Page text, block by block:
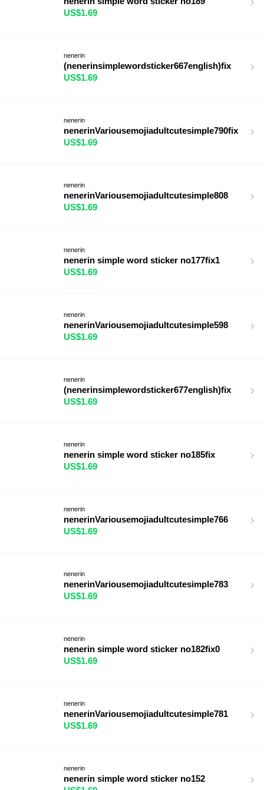
US$1.69
nenerin
(nenerinsimplewordsticker667english)fix
US$1.69
nenerin
nenerinVariousemojiadultcutesimple790fix
US$1.69
nenerin
nenerinVariousemojiadultcutesimple808
US$1.69
nenerin
nenerin simple word sticker no177fix1
US$1.69
nenerin
nenerinVariousemojiadultcutesimple598
US$1.69
nenerin
(nenerinsimplewordsticker677english)fix
US$1.69
nenerin
nenerin simple word sticker no185fix
US$1.69
nenerin
nenerinVariousemojiadultcutesimple766
US$1.69
nenerin
nenerinVariousemojiadultcutesimple783
US$1.69
nenerin
nenerin simple word sticker no182fix0
US$1.69
nenerin
nenerinVariousemojiadultcutesimple781
US$1.69
nenerin
nenerin simple word sticker no152